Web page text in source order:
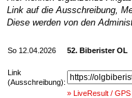
Link auf die Ausschreibung,
Diese werden von den
So 12.04.2026 52. Biberister OL
Link
(Ausschreibung):
» LiveResult /